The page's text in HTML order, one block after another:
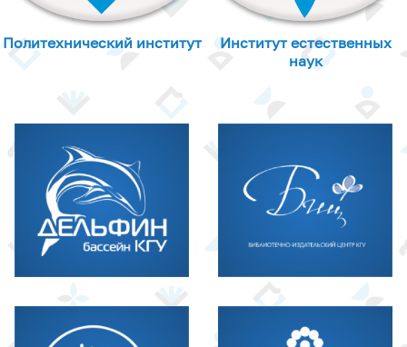
Политехнический институт
Институт естественных
наук